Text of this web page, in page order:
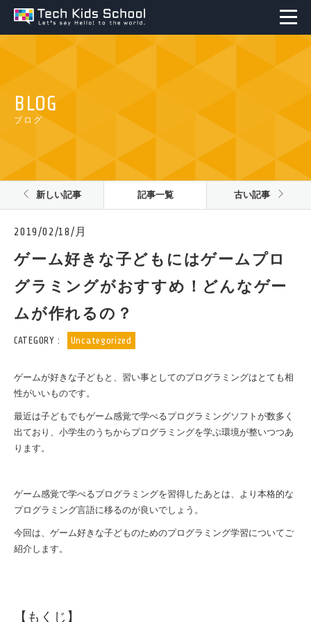
BLOG
ブログ
新しい記事 記事一覧 古い記事
2019/02/18/月
ゲーム好きな子どもにはゲームプロ
グラミングがおすすめ！どんなゲー
ムが作れるの？
CATEGORY : Uncategorized
ゲームが好きな子どもと、習い事としてのプログラミングはとても相
性がいいものです。
最近は子どもでもゲーム感覚で学べるプログラミングソフトが数多く
出ており、小学生のうちからプログラミングを学ぶ環境が整いつつあ
ります。
ゲーム感覚で学べるプログラミングを習得したあとは、より本格的な
プログラミング言語に移るのが良いでしょう。
今回は、ゲーム好きな子どものためのプログラミング学習についてご
紹介します。
【もくじ】